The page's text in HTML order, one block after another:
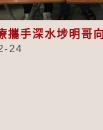
攜手深水埗明哥
24